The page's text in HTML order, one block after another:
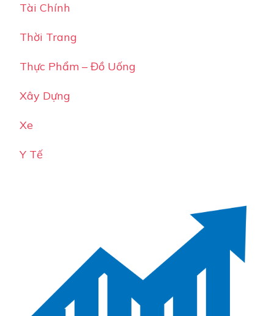
Tài Chính
Thời Trang
Thực Phẩm – Đồ Uống
Xây Dựng
Xe
Y Tế